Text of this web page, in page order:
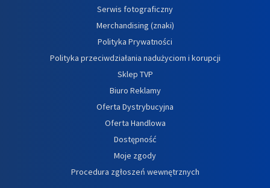
Serwis fotograficzny
Merchandising (znaki)
Polityka Prywatności
Polityka przeciwdziałania nadużyciom i korupcji
Sklep TVP
Biuro Reklamy
Oferta Dystrybucyjna
Oferta Handlowa
Dostępność
Moje zgody
Procedura zgłoszeń wewnętrznych